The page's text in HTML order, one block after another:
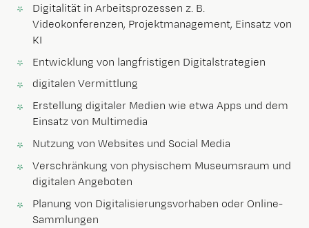
Digitalität in Arbeitsprozessen z. B.
Videokonferenzen, Projektmanagement, Einsatz von
KI
Entwicklung von langfristigen Digitalstrategien
digitalen Vermittlung
Erstellung digitaler Medien wie etwa Apps und dem
Einsatz von Multimedia
Nutzung von Websites und Social Media
Verschränkung von physischem Museumsraum und
digitalen Angeboten
Planung von Digitalisierungsvorhaben oder Online-
Sammlungen